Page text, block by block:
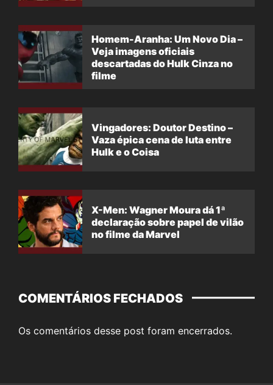
Homem-Aranha: Um Novo Dia –
Veja imagens oficiais
descartadas do Hulk Cinza no
filme
Vingadores: Doutor Destino –
Vaza épica cena de luta entre
Hulk e o Coisa
X-Men: Wagner Moura dá 1ª
declaração sobre papel de vilão
no filme da Marvel
COMENTÁRIOS FECHADOS
Os comentários desse post foram encerrados.